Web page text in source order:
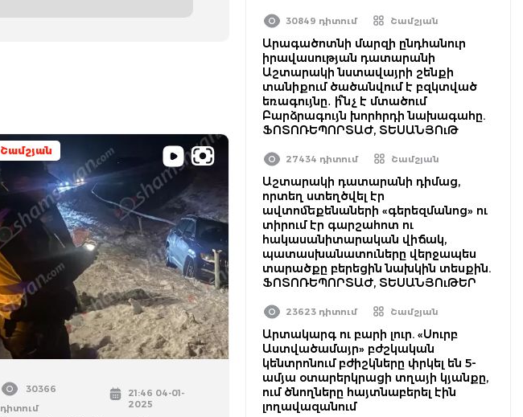
Շամշյան
30366
դիտում
21:46 04-01-
2025
30849 դիտում Շամշյան
Արագածոտնի մարզի ընդհանուր
իրավասության դատարանի
Աշտարակի նստավայրի շենքի
տանիքում ծածանվում է բզկտված
եռագույնը․ ի՞նչ է մտածում
Բարձրագույն խորհրդի նախագահը.
ՖՈՏՈՌԵՊՈՐՏԱԺ, ՏԵՍԱՆՅՈւԹ
27434 դիտում Շամշյան
Աշտարակի դատարանի դիմաց,
որտեղ ստեղծվել էր
ավտոմեքենաների «գերեզմանոց» ու
տիրում էր գարշահոտ ու
հակասանիտարական վիճակ,
պատասխանատուները վերջապես
տարածքը բերեցին նախկին տեսքին.
ՖՈՏՈՌԵՊՈՐՏԱԺ, ՏԵՍԱՆՅՈւԹԵՐ
23623 դիտում Շամշյան
Արտակարգ ու բարի լուր. «Սուրբ
Աստվածամայր» բժշկական
կենտրոնում բժիշկները փրկել են 5-
ամյա օտարերկրացի տղայի կյանքը,
ում ծնողները հայտնաբերել էին
լողավազանում